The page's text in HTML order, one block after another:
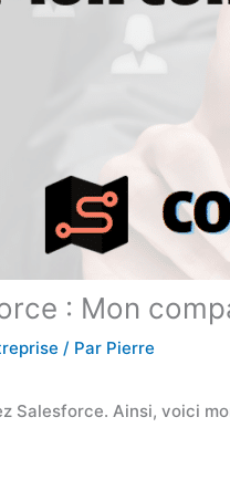
: Mon
/ Par Pierre
Salesforce. Ainsi, voici